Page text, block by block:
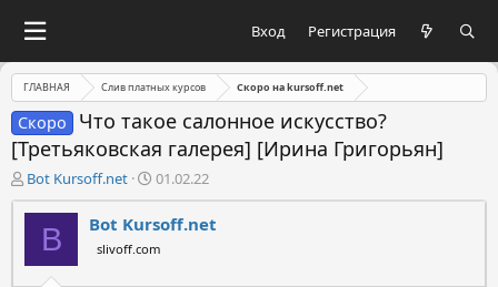
Вход Регистрация
ГЛАВНАЯ Слив платных курсов Скоро на kursoff.net
Скоро
Что такое салонное искусство?
[Третьяковская галерея] [Ирина Григорьян]
А
в
т
Bot Kursoff.net
Д
а
т
а
н
01.02.22
B Bot Kursoff.net
slivoff.com